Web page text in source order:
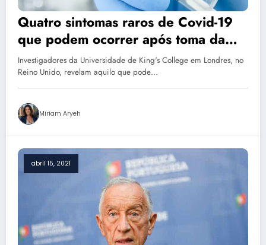
Quatro sintomas raros de Covid-19
que podem ocorrer após toma da
vacina
Investigadores da Universidade de King's College em Londres, no
Reino Unido, revelam aquilo que pode…
Miriam Aryeh
abril 15, 2021